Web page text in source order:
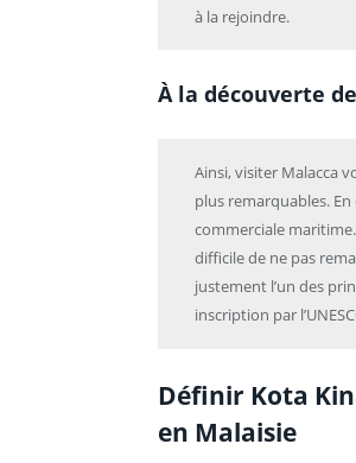
à la rejoindre.
À la découverte
Ainsi, visiter Malacca
plus remarquables.
commerciale
difficile de ne pas
justement l’un des
inscription par
Définir Kota
en Malaisie